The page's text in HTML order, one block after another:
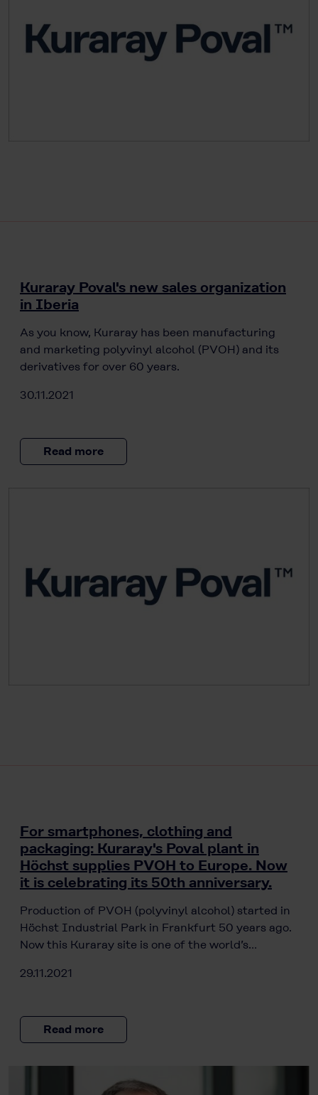
Kuraray Poval's new sales organization
in Iberia
As you know, Kuraray has been manufacturing
and marketing polyvinyl alcohol (PVOH) and its
derivatives for over 60 years.
30.11.2021
Read more
For smartphones, clothing and
packaging: Kuraray's Poval plant in
Höchst supplies PVOH to Europe. Now
it is celebrating its 50th anniversary.
Production of PVOH (polyvinyl alcohol) started in
Höchst Industrial Park in Frankfurt 50 years ago.
Now this Kuraray site is one of the world’s…
29.11.2021
Read more